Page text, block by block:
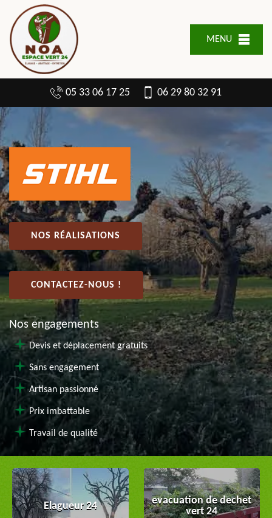
MENU
05 33 06 17 25 06 29 80 32 91
NOS RÉALISATIONS
CONTACTEZ-NOUS !
Nos engagements
Devis et déplacement gratuits
Sans engagement
Artisan passionné
Prix imbattable
Travail de qualité
Elagueur 24
evacuation de dechet
vert 24